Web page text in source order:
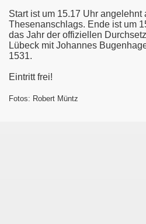
Start ist um 15.17 Uhr
Thesenanschlags. Ende ist um
das Jahr der offiziellen
Lübeck mit Johannes
1531.
Eintritt frei!
Fotos: Robert Müntz